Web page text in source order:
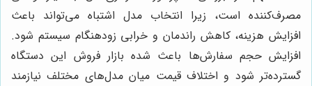
مصرف‌کننده است، زیرا انتخاب مدل اشتباه می‌تواند باعث
افزایش هزینه، کاهش راندمان و خرابی زودهنگام سیستم شود.
افزایش حجم سفارش‌ها باعث شده بازار فروش این دستگاه
گسترده‌تر شود و اختلاف قیمت میان مدل‌های مختلف نیازمند